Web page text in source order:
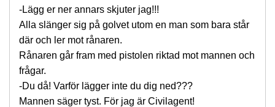
-Lägg er ner annars skjuter jag!!!
Alla slänger sig på golvet utom en man som bara står
där och ler mot rånaren.
Rånaren går fram med pistolen riktad mot mannen och
frågar.
-Du då! Varför lägger inte du dig ned???
Mannen säger tyst. För jag är Civilagent!